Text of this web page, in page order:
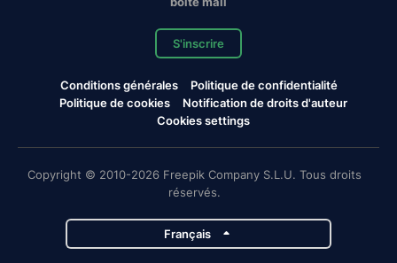
S'inscrire
Conditions générales
Politique de confidentialité
Politique de cookies
Notification de droits d'auteur
Cookies settings
Copyright © 2010-2026 Freepik Company S.L.U. Tous droits
réservés.
Français